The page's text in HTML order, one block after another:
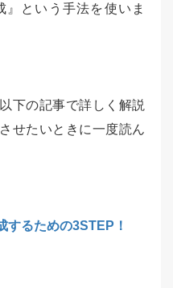
という手法を使いま
下の記事で詳しく解説
せたいときに一度読ん
するための3STEP！